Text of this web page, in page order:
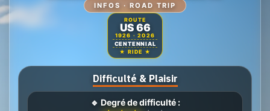
INFOS · ROAD TRIP
ROUTE
US 66
1926 · 2026
CENTENNIAL
★ RIDE ★
Difficulté & Plaisir
🔹 Degré de difficulté :